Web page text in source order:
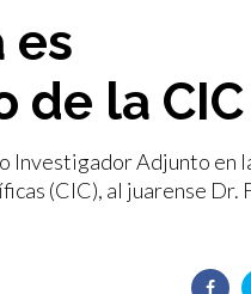
es
de la CIC
Investigador Adjunto en
(CIC), al juarense Dr.